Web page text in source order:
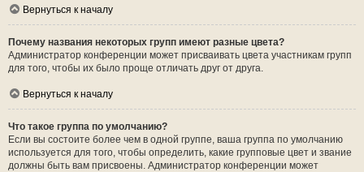
Вернуться к началу
Почему названия некоторых групп имеют разные цвета?
Администратор конференции может присваивать цвета участникам групп
для того, чтобы их было проще отличать друг от друга.
Вернуться к началу
Что такое группа по умолчанию?
Если вы состоите более чем в одной группе, ваша группа по умолчанию
используется для того, чтобы определить, какие групповые цвет и звание
должны быть вам присвоены. Администратор конференции может